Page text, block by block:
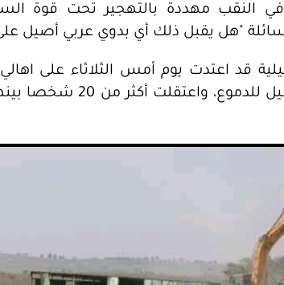
في النقب مهددة بالتهجير تحت قوة
"هل يقبل ذلك أي بدوي عربي أصيل
قد اعتدت يوم أمس الثلاثاء على
المطاطي، والغاز المسيل